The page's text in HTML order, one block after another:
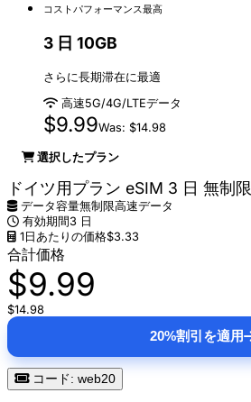
コストパフォーマンス最高
3 日 10GB
さらに長期滞在に最適
高速5G/4G/LTEデータ
$9.99Was: $14.98
選択したプラン
ドイツ用プラン eSIM 3 日 無制限
データ容量無制限高速データ
有効期間 3 日
1日あたりの価格$3.33
合計価格
$9.99
$14.98
20%割引を適用
コード: web20